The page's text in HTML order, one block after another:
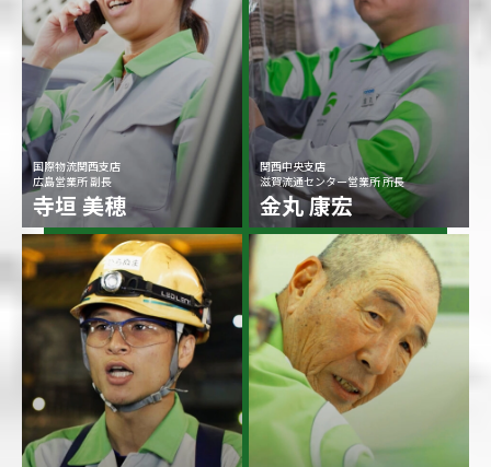
国際物流関西支店
広島営業所 副長
寺垣 美穂
関西中央支店
滋賀流通センター営業所 所長
金丸 康宏